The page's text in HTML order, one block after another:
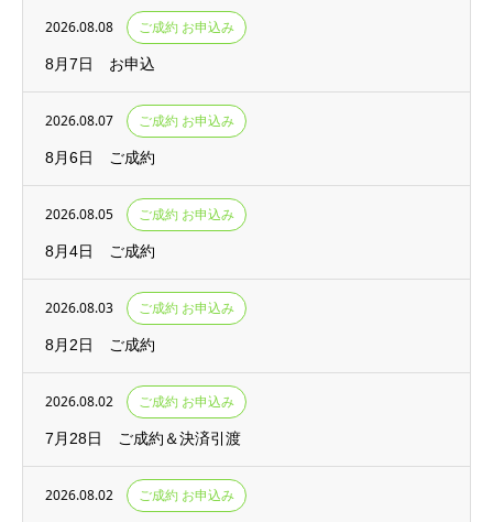
2026.08.08 ご成約 お申込み
8月7日 お申込
2026.08.07 ご成約 お申込み
8月6日 ご成約
2026.08.05 ご成約 お申込み
8月4日 ご成約
2026.08.03 ご成約 お申込み
8月2日 ご成約
2026.08.02 ご成約 お申込み
7月28日 ご成約＆決済引渡
2026.08.02 ご成約 お申込み